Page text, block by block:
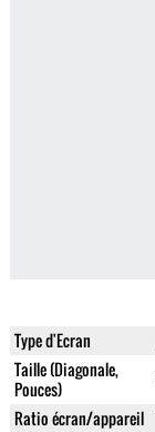
Type d'Ecran
Taille (Diagonale,
Pouces)
Ratio écran/appareil